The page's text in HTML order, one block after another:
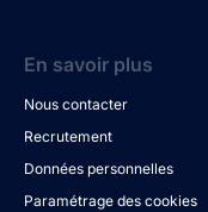
En savoir plus
Nous contacter
Recrutement
Données personnelles
Paramétrage des cookies